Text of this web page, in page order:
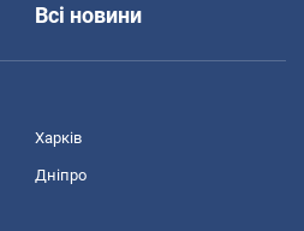
Всі новини
Харків
Дніпро